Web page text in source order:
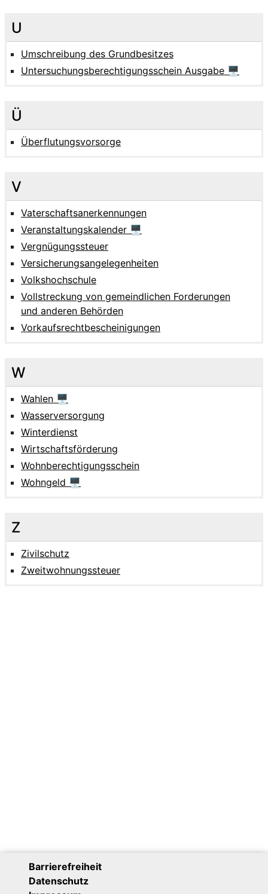
U
Umschreibung des Grundbesitzes
Untersuchungsberechtigungsschein Ausgabe 🖥
Ü
Überflutungsvorsorge
V
Vaterschaftsanerkennungen
Veranstaltungskalender 🖥
Vergnügungssteuer
Versicherungsangelegenheiten
Volkshochschule
Vollstreckung von gemeindlichen Forderungen
und anderen Behörden
Vorkaufsrechtbescheinigungen
W
Wahlen 🖥
Wasserversorgung
Winterdienst
Wirtschaftsförderung
Wohnberechtigungsschein
Wohngeld 🖥
Z
Zivilschutz
Zweitwohnungssteuer
Barrierefreiheit
Datenschutz